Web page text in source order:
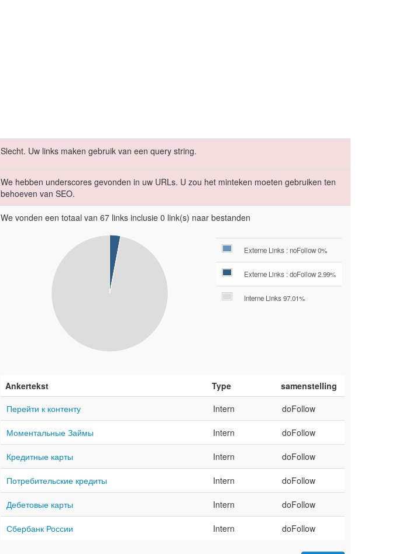
Slecht. Uw links maken gebruik van een query string.
We hebben underscores gevonden in uw URLs. U zou het minteken moeten gebruiken ten
behoeven van SEO.
We vonden een totaal van 67 links inclusie 0 link(s) naar bestanden
Externe Links : noFollow 0%
Externe Links : doFollow 2.99%
Interne Links 97.01%
Ankertekst Type
samenstelling
Перейти к контенту
Intern doFollow
Моментальные Займы Intern doFollow
Кредитные карты Intern doFollow
Потребительские кредиты Intern doFollow
Дебетовые карты Intern doFollow
Сбербанк России Intern doFollow